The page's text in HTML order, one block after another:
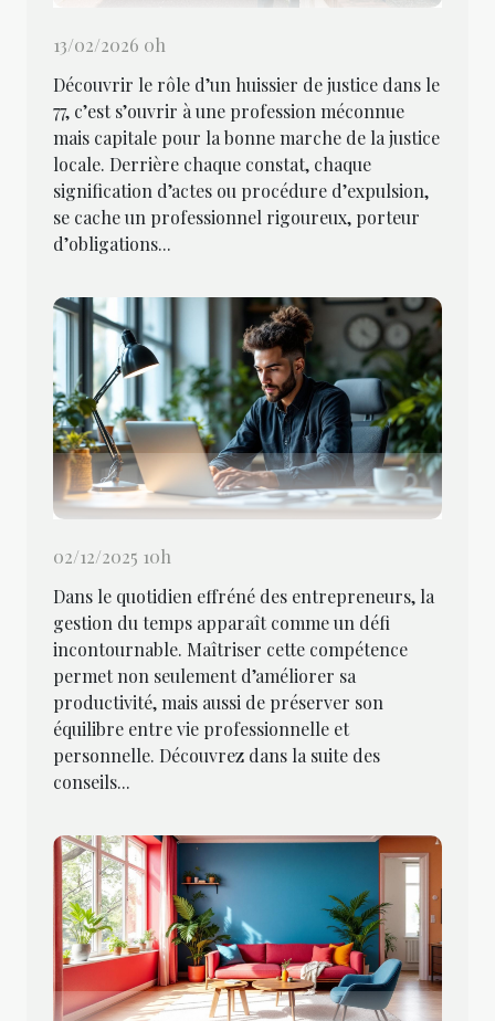
13/02/2026 0h
Découvrir le rôle d’un huissier de justice dans le
77, c’est s’ouvrir à une profession méconnue
mais capitale pour la bonne marche de la justice
locale. Derrière chaque constat, chaque
signification d’actes ou procédure d’expulsion,
se cache un professionnel rigoureux, porteur
d’obligations...
02/12/2025 10h
Dans le quotidien effréné des entrepreneurs, la
gestion du temps apparaît comme un défi
incontournable. Maîtriser cette compétence
permet non seulement d’améliorer sa
productivité, mais aussi de préserver son
équilibre entre vie professionnelle et
personnelle. Découvrez dans la suite des
conseils...